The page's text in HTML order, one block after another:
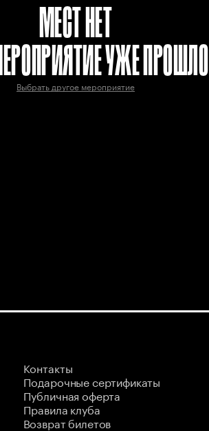
МЕСТ НЕТ
УЖЕ ПРОШЛО
Выбрать другое мероприятие
Контакты
Подарочные сертификаты
Публичная оферта
Правила клуба
Возврат билетов